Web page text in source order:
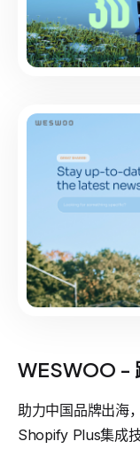
WESWOO -
助力中国品牌出海
Shopify Plus集成